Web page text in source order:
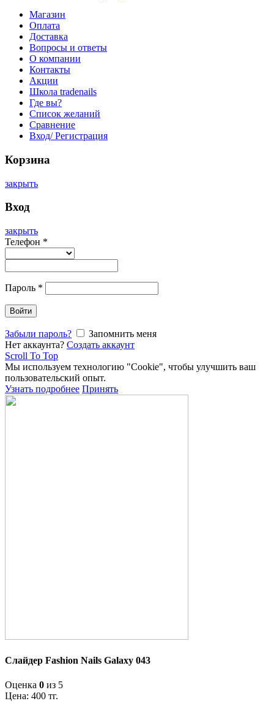
Магазин
Оплата
Доставка
Вопросы и ответы
О компании
Контакты
Акции
Школа tradenails
Где вы?
Список желаний
Сравнение
Вход/ Регистрация
Корзина
закрыть
Вход
закрыть
Телефон *
Пароль *
Войти
Забыли пароль?
Запомнить меня
Нет аккаунта? Создать аккаунт
Scroll To Top
Мы используем технологию "Cookie", чтобы улучшить ваш
пользовательский опыт.
Узнать подробнее Принять
Слайдер Fashion Nails Galaxy 043
Оценка 0 из 5
Цена: 400 тг.